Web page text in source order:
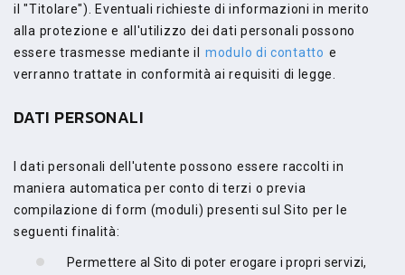
il "Titolare"). Eventuali richieste di informazioni in merito
alla protezione e all'utilizzo dei dati personali possono
essere trasmesse mediante il
modulo di contatto e
verranno trattate in conformità ai requisiti di legge.
DATI PERSONALI
I dati personali dell'utente possono essere raccolti in
maniera automatica per conto di terzi o previa
compilazione di form (moduli) presenti sul Sito per le
seguenti finalità:
Permettere al Sito di poter erogare i propri servizi,